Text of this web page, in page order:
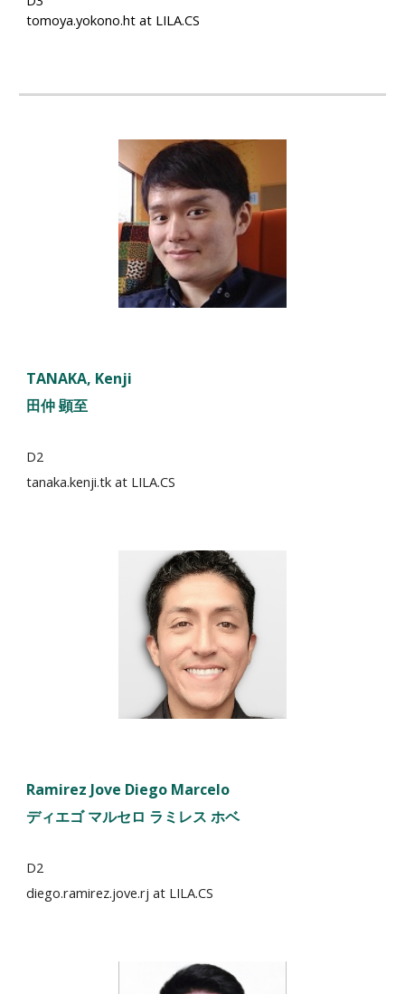
tomoya.yokono.ht at LILA.CS
TANAKA, Kenji
田仲 顕至
D2
tanaka.kenji.tkat LILA.CS
Ramirez Jove Diego Marcelo
ディエゴ マルセロ ラミレス ホベ
D2
diego.ramirez.jove.rj at LILA.CS